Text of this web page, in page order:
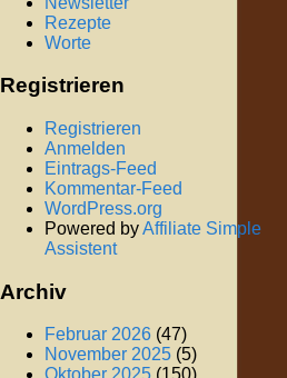
Rezepte
Worte
Registrieren
Registrieren
Anmelden
Eintrags-Feed
Kommentar-Feed
WordPress.org
Powered byAffiliate Simple
Assistent
Archiv
Februar 2026 (47)
November 2025 (5)